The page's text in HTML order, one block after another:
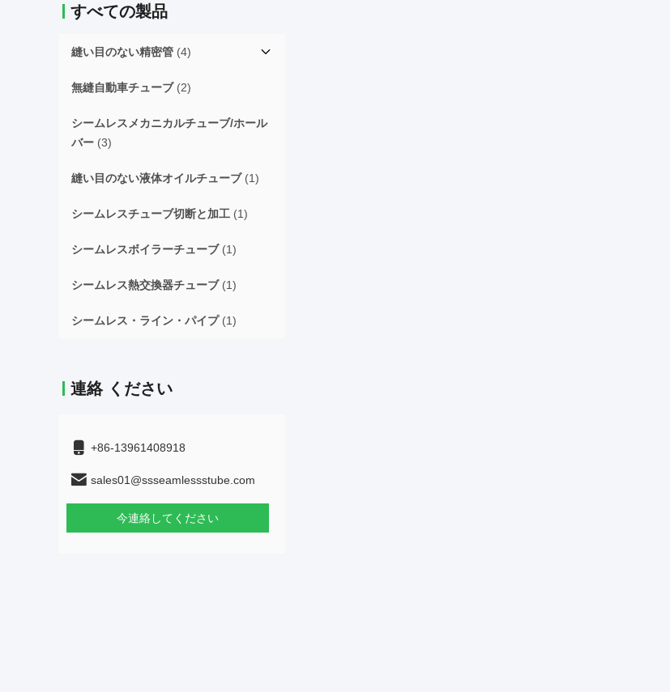
すべての製品
縫い目のない精密管 (4)
無縫自動車チューブ(2)
シームレスメカニカルチューブ/ホール
バー (3)
縫い目のない液体オイルチューブ(1)
シームレスチューブ切断と加工 (1)
シームレスボイラーチューブ(1)
シームレス熱交換器チューブ(1)
シームレス・ライン・パイプ(1)
連絡 ください
+86-13961408918
sales01@ssseamlessstube.com
今連絡してください